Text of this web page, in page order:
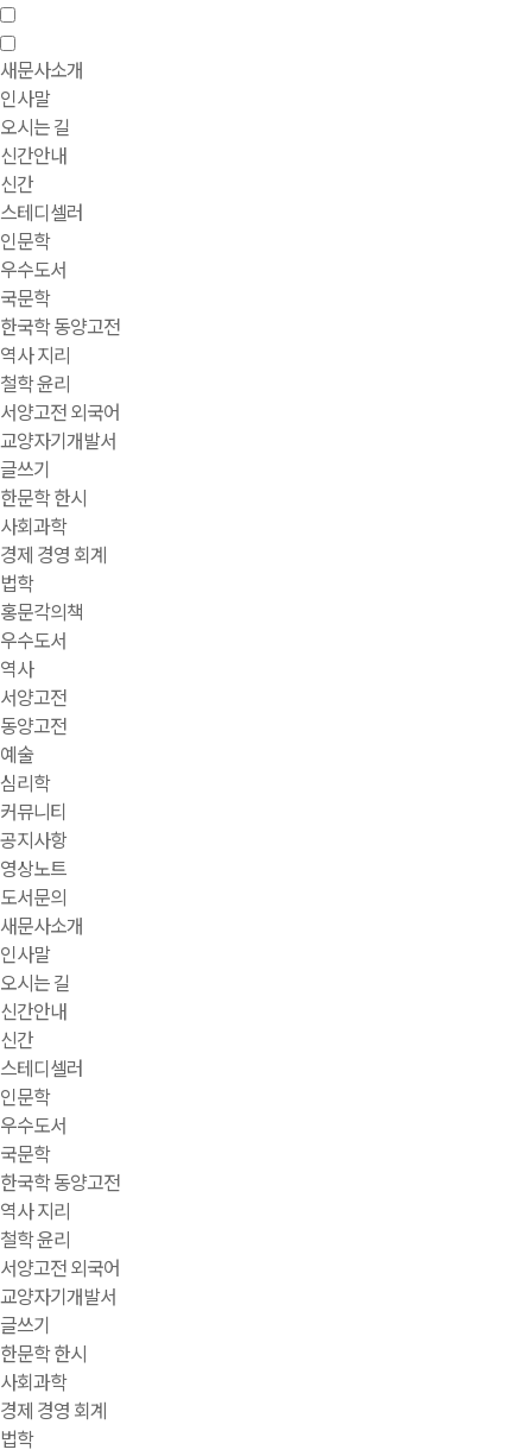
새문사소개
인사말
오시는 길
신간안내
신간
스테디셀러
인문학
우수도서
국문학
한국학 동양고전
역사 지리
철학 윤리
서양고전 외국어
교양자기개발서
글쓰기
한문학 한시
사회과학
경제 경영 회계
법학
홍문각의책
우수도서
역사
서양고전
동양고전
예술
심리학
커뮤니티
공지사항
영상노트
도서문의
새문사소개
인사말
오시는 길
신간안내
신간
스테디셀러
인문학
우수도서
국문학
한국학 동양고전
역사 지리
철학 윤리
서양고전 외국어
교양자기개발서
글쓰기
한문학 한시
사회과학
경제 경영 회계
법학